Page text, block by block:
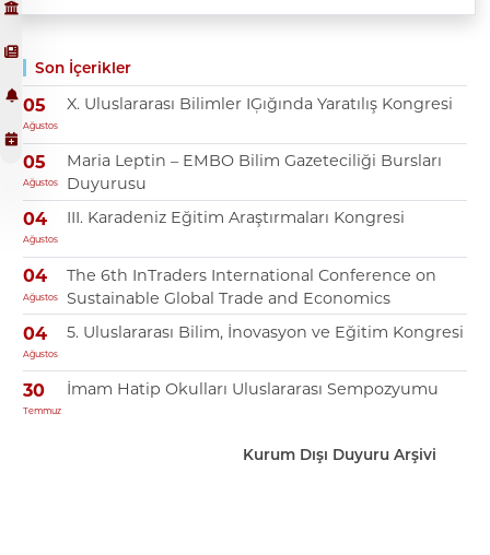
Son İçerikler
05
Ağustos
X. Uluslararası Bilimler IĢığında Yaratılış Kongresi
05
Ağustos
Maria Leptin – EMBO Bilim Gazeteciliği Bursları
Duyurusu
04
Ağustos
III. Karadeniz Eğitim Araştırmaları Kongresi
04
Ağustos
The 6th InTraders International Conference on
Sustainable Global Trade and Economics
04
Ağustos
5. Uluslararası Bilim, İnovasyon ve Eğitim Kongresi
30
Temmuz
İmam Hatip Okulları Uluslararası Sempozyumu
Kurum Dışı Duyuru Arşivi